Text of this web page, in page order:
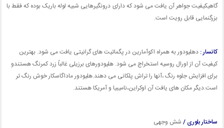
گاهیکیفیت جواهر آن یافت می شود که دارای درونگیرهایی شبیه لوله باریک بوده که فقط با
بزرگنمایی قابل رویت است.
کانسار : دهلیودور به همراه اکوآمارین در پگماتیت های گرانیتی یافت می شود. بهترین
کیفیت آن از اورال روسیه استخراج می شود. هلیودورهای برزیلی غالباً زرد کمرنگ هستندو
برای افزایش جلوه رنگ ،آنها را تراش پلکانی می دهند.هلیودور ماداگاسکار خوش رنگ تر
است.دیگر مکان های یافت آن اوکراین،نامیبیا و آمریکا هستند.
ساختار بلوری / شش وجهی